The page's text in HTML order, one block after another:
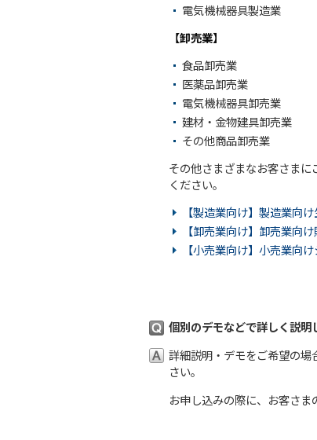
電気機械器具製造業
【卸売業】
食品卸売業
医薬品卸売業
電気機械器具卸売業
建材・金物建具卸売業
その他商品卸売業
その他さまざまなお客さま
ください。
【製造業向け】製造業向
【卸売業向け】卸売業向
【小売業向け】小売業向
個別のデモなどで詳しく説明
詳細説明・デモをご希望の場
さい。
お申し込みの際に、お客さま